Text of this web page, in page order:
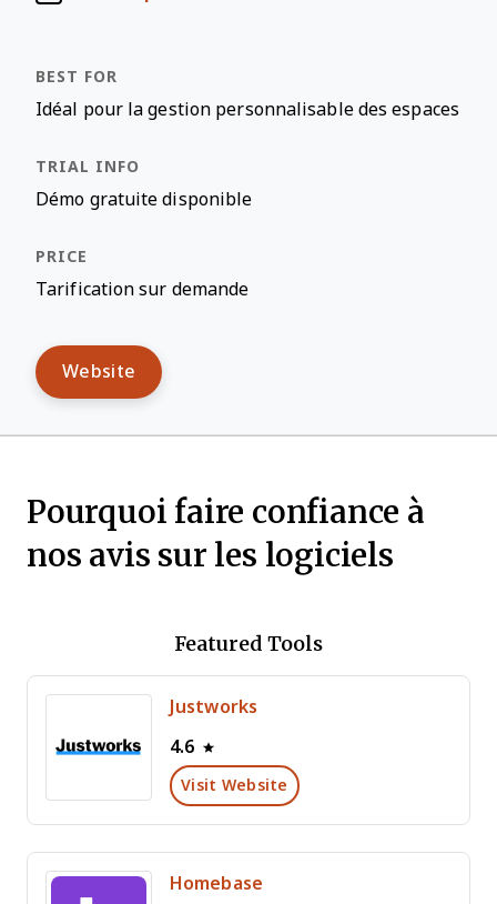
Idéal pour la gestion personnalisable des espaces
Démo gratuite disponible
Tarification sur demande
Website
Pourquoi faire confiance à
nos avis sur les logiciels
Featured Tools
Justworks
4.6
Visit Website
Homebase